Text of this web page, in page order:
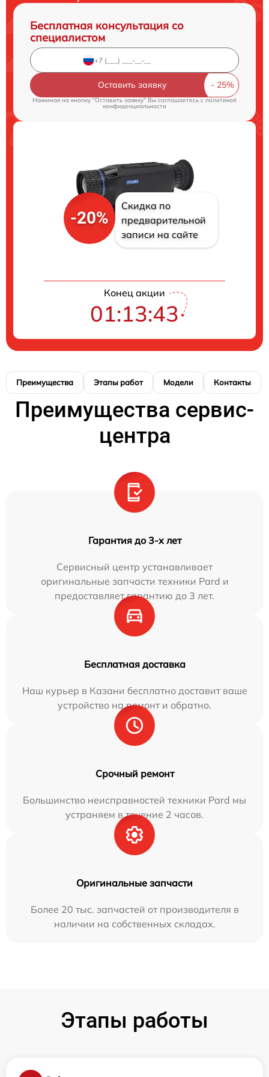
Бесплатная консультация со
специалистом
Оставить заявку
Нажимая на кнопку "Оставить заявку" Вы соглашаетесь c политикой
конфиденциальности
-20%
Скидка по
предварительной
записи на сайте
Конец акции
01:13:43
Преимущества Этапы работ Модели Контакты
Преимущества сервис-
центра
Гарантия до 3-х лет
Сервисный центр устанавливает
оригинальные запчасти техники Pard и
предоставляет гарантию до 3 лет.
Бесплатная доставка
Наш курьер в Казани бесплатно доставит ваше
устройство на ремонт и обратно.
Срочный ремонт
Большинство неисправностей техники Pard мы
устраняем в течение 2 часов.
Оригинальные запчасти
Более 20 тыс. запчастей от производителя в
наличии на собственных складах.
Этапы работы